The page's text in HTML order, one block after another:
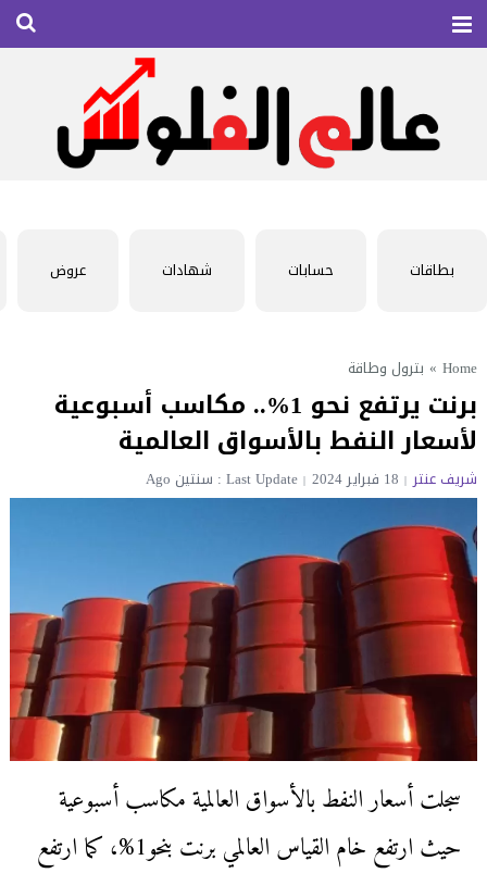
بطاقات حسابات شهادات عروض
Home
» بترول وطاقة
برنت يرتفع نحو 1%.. مكاسب أسبوعية
لأسعار النفط بالأسواق العالمية
شريف عنتر 18 فبراير 2024 Last Update : سنتين Ago
سجلت أسعار النفط بالأسواق العالمية مكاسب أسبوعية
حيث ارتفع خام القياس العالمي برنت بنحو1%، كما ارتفع